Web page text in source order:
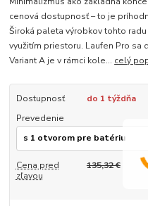
cenová dostupnosť – to je
Široká paleta výrobkov tohto
využitím priestoru. Laufen Pro sa
Variant A je v rámci kole... celý
Dostupnosť
do 1 týždňa
Prevedenie
Cena pred
zľavou
135,32 €